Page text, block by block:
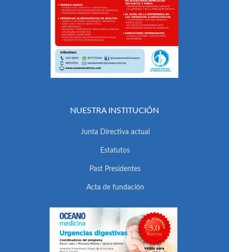
NUESTRA INSTITUCIÓN
Junta Directiva actual
Estatutos
Past Presidentes
Acta de fundación